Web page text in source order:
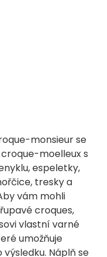
monsieur se
moelleux s
espeletky,
tresky a
vám mohli
croques,
vlastní varné
umožňuje
Náplň se